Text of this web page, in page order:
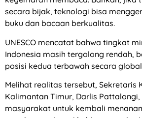
secara bijak, teknologi bisa
buku dan bacaan berkualitas.
UNESCO mencatat bahwa tingkat
Indonesia masih tergolong rendah,
posisi kedua terbawah secara
Melihat realitas tersebut, Sekretaris
Kalimantan Timur, Darlis
masyarakat untuk kembali